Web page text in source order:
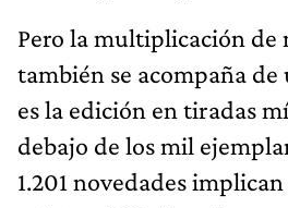
Pero la multiplicación de
también se acompaña
es la edición en tiradas
debajo de los mil
1.201 novedades